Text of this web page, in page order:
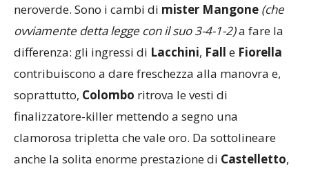
neroverde. Sono i cambi di mister Mangone (che
ovviamente detta legge con il suo 3-4-1-2)a fare la
differenza: gli ingressi di Lacchini, Fall e Fiorella
contribuiscono a dare freschezza alla manovra e,
soprattutto, Colombo ritrova le vesti di
finalizzatore-killer mettendo a segno una
clamorosa tripletta che vale oro. Da sottolineare
anche la solita enorme prestazione di Castelletto,